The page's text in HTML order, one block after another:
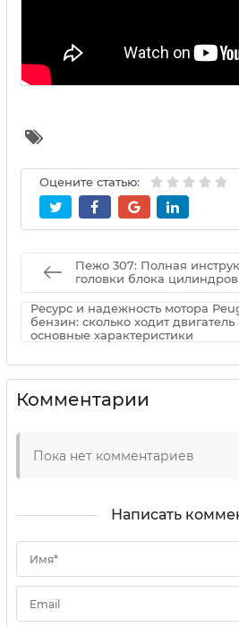
Оцените статью:
Пежо 307: Полная
головки блока
Ресурс и надежность мотора
бензин: сколько ходит двигатель
основные характеристики
Комментарии
Пока нет комментариев
Написать
Имя*
Email